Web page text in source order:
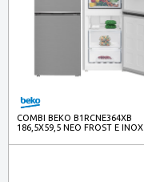
COMBI BEKO B1RCNE364XB
186,5X59,5 NEO FROST E INOX